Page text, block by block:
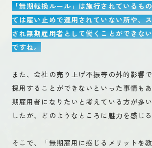
「無期転換ルール」は施行されているも
ては雇い止めで運用されていない所や、
され無期雇用者として働くことができな
ですね。
また、会社の売り上げ不振等の外的影響
採用することができないといった事情も
期雇用者になりたいと考えている方が多
したが、どのようなところに魅力を感じ
そこで、「無期雇用に感じるメリットを